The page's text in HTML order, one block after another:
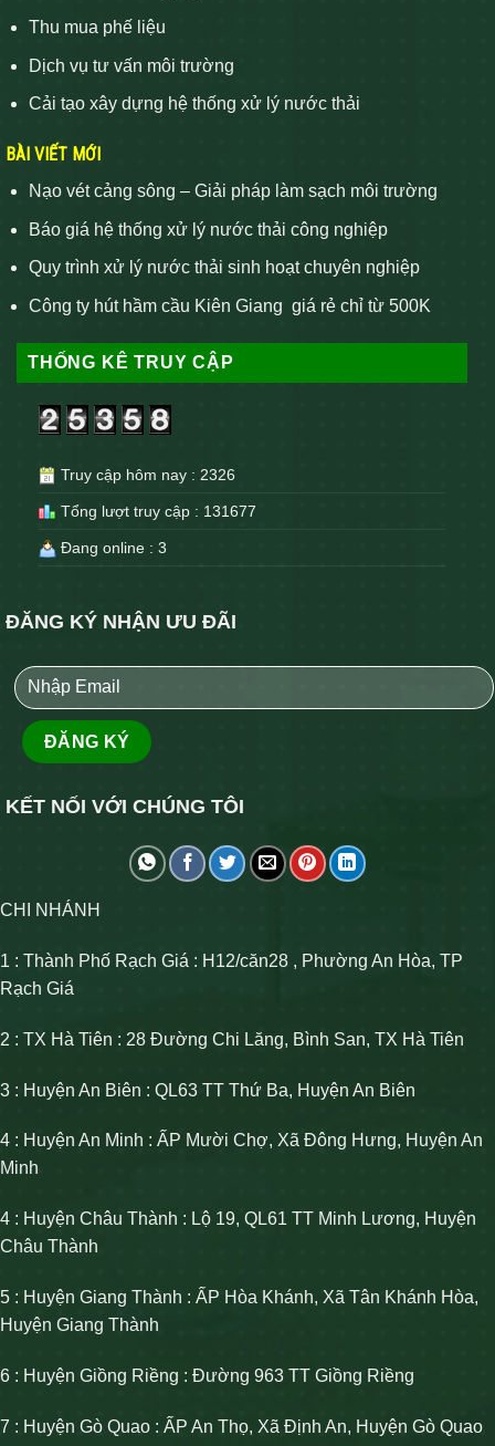
Thu mua phế liệu
Dịch vụ tư vấn môi trường
Cải tạo xây dựng hệ thống xử lý nước thải
BÀI VIẾT MỚI
Nạo vét cảng sông – Giải pháp làm sạch môi trường
Báo giá hệ thống xử lý nước thải công nghiệp
Quy trình xử lý nước thải sinh hoạt chuyên nghiệp
Công ty hút hầm cầu Kiên Giang giá rẻ chỉ từ 500K
THỐNG KÊ TRUY CẬP
Truy cập hôm nay : 2326
Tổng lượt truy cập : 131677
Đang online : 3
ĐĂNG KÝ NHẬN ƯU ĐÃI
KẾT NỐI VỚI CHÚNG TÔI
CHI NHÁNH
1 : Thành Phố Rạch Giá : H12/căn28 , Phường An Hòa, TP
Rạch Giá
2 : TX Hà Tiên : 28 Đường Chi Lăng, Bình San, TX Hà Tiên
3 : Huyện An Biên : QL63 TT Thứ Ba, Huyện An Biên
4 : Huyện An Minh : ẤP Mười Chợ, Xã Đông Hưng, Huyện An
Minh
4 : Huyện Châu Thành : Lộ 19, QL61 TT Minh Lương, Huyện
Châu Thành
5 : Huyện Giang Thành : ẤP Hòa Khánh, Xã Tân Khánh Hòa,
Huyện Giang Thành
6 : Huyện Giồng Riềng : Đường 963 TT Giồng Riềng
7 : Huyện Gò Quao : ẤP An Thọ, Xã Định An, Huyện Gò Quao